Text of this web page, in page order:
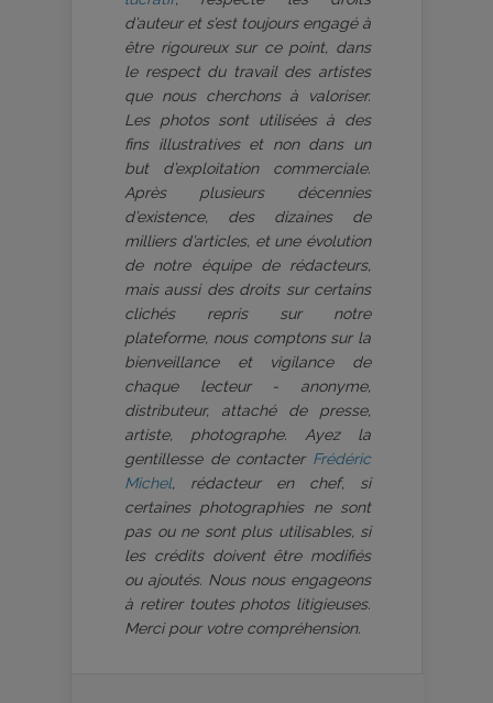
d’auteur et s’est toujours engagé à
être rigoureux sur ce point, dans
le respect du travail des artistes
que nous cherchons à valoriser.
Les photos sont utilisées à des
fins illustratives et non dans un
but d’exploitation commerciale.
Après plusieurs décennies
d’existence, des dizaines de
milliers d’articles, et une évolution
de notre équipe de rédacteurs,
mais aussi des droits sur certains
clichés repris sur notre
plateforme, nous comptons sur la
bienveillance et vigilance de
chaque lecteur - anonyme,
distributeur, attaché de presse,
artiste, photographe. Ayez la
gentillesse de contacter Frédéric
Michel, rédacteur en chef, si
certaines photographies ne sont
pas ou ne sont plus utilisables, si
les crédits doivent être modifiés
ou ajoutés. Nous nous engageons
à retirer toutes photos litigieuses.
Merci pour votre compréhension.